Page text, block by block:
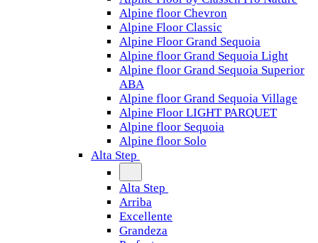
Alpine floor Chevron
Alpine Floor Classic
Alpine Floor Grand Sequoia
Alpine floor Grand Sequoia Light
Alpine floor Grand Sequoia Superior
ABA
Alpine floor Grand Sequoia Village
Alpine Floor LIGHT PARQUET
Alpine floor Sequoia
Alpine floor Solo
Alta Step
Alta Step
Arriba
Excellente
Grandeza